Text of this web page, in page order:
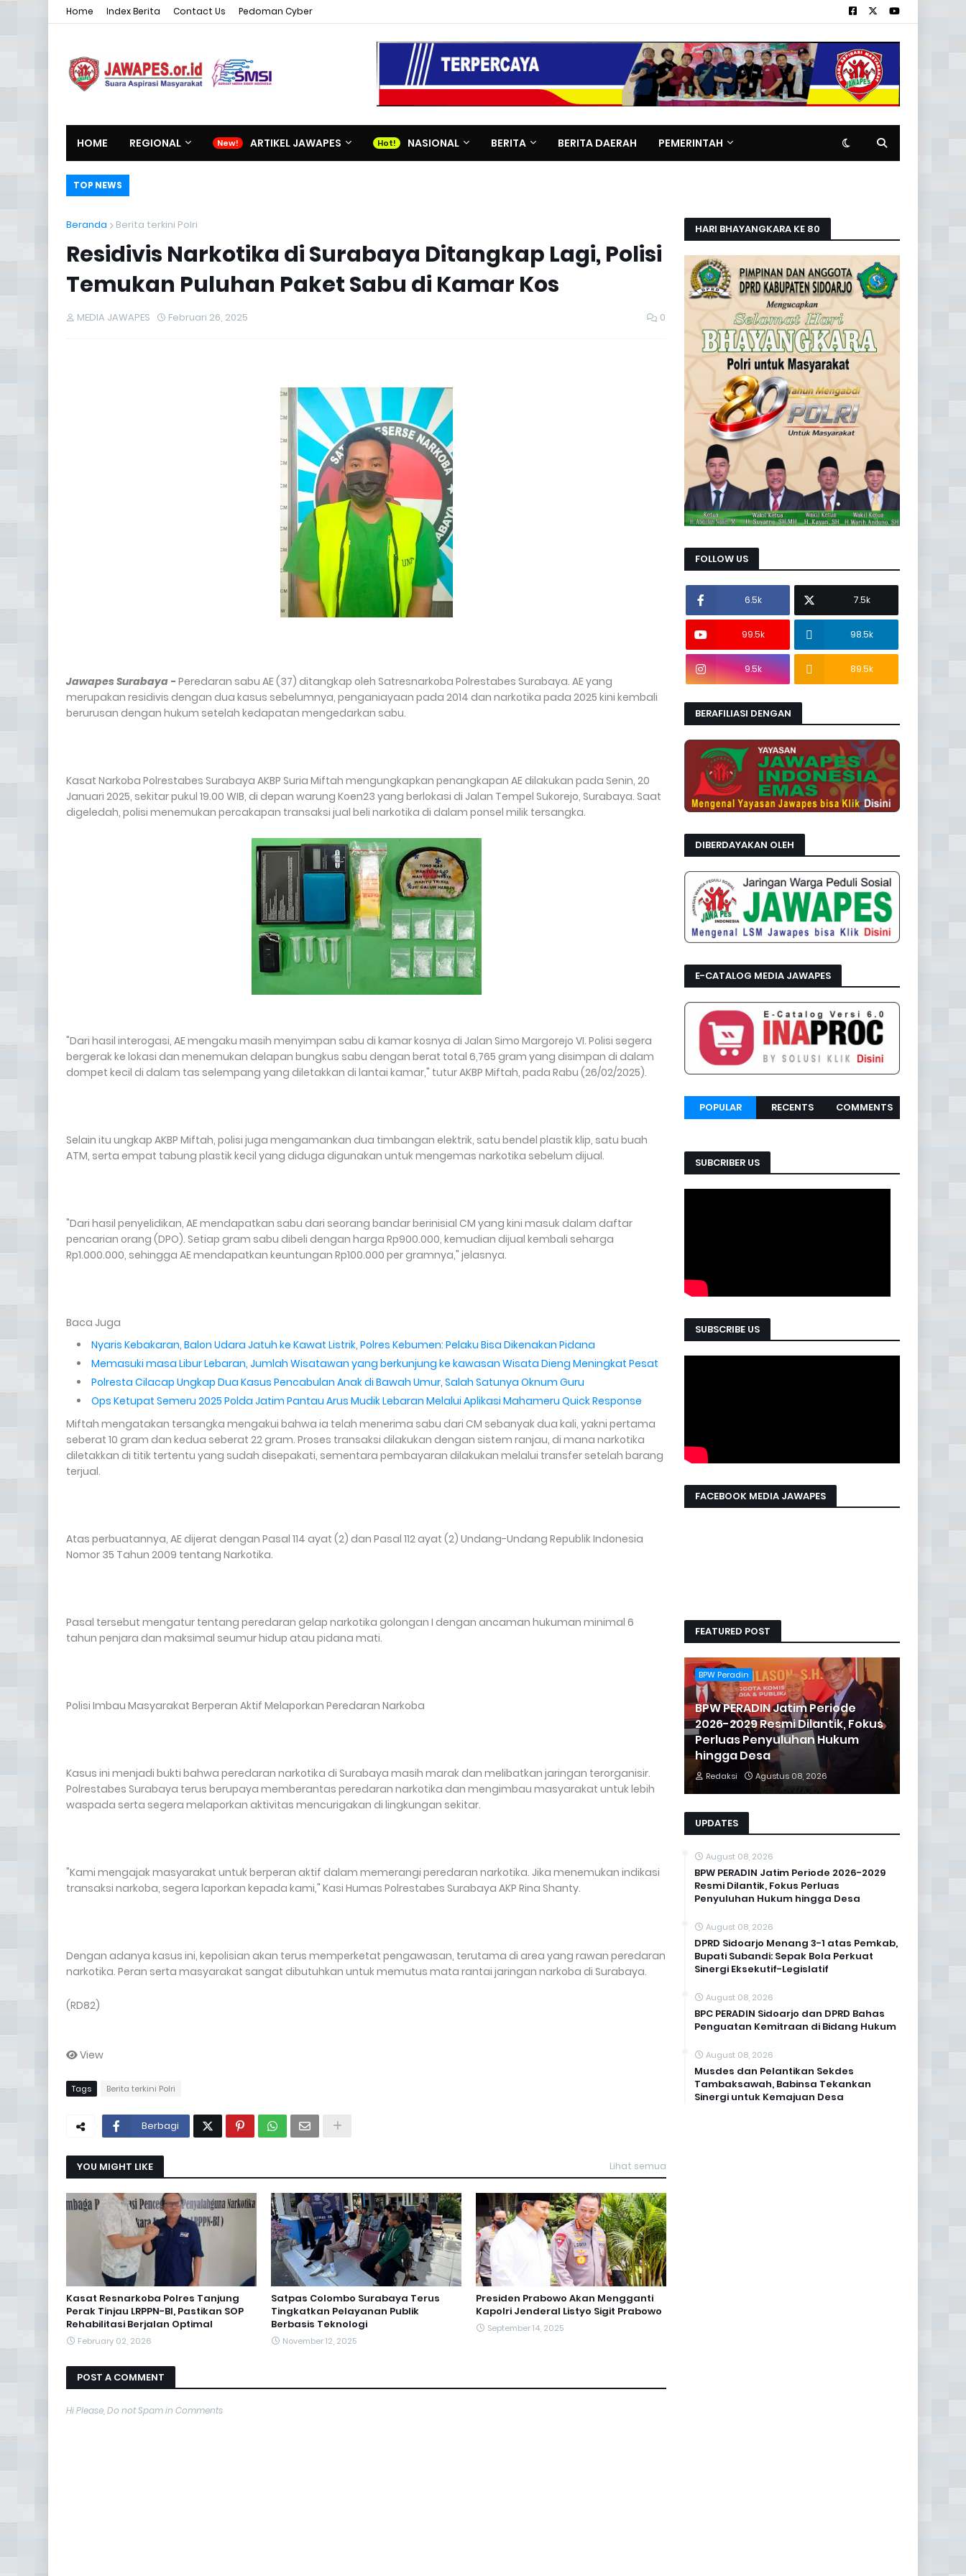
Home Index Berita Contact Us Pedoman Cyber
HOME REGIONAL ARTIKEL JAWAPES NASIONAL BERITA BERITA DAERAH PEMERINTAH
TOP NEWS
Beranda Berita terkini Polri
Residivis Narkotika di Surabaya Ditangkap Lagi, Polisi
Temukan Puluhan Paket Sabu di Kamar Kos
MEDIA JAWAPES Februari 26, 2025 0
Jawapes Surabaya -Peredaran sabu AE (37) ditangkap oleh Satresnarkoba Polrestabes Surabaya. AE yang
merupakan residivis dengan dua kasus sebelumnya, penganiayaan pada 2014 dan narkotika pada 2025 kini kembali
berurusan dengan hukum setelah kedapatan mengedarkan sabu.
Kasat Narkoba Polrestabes Surabaya AKBP Suria Miftah mengungkapkan penangkapan AE dilakukan pada Senin, 20
Januari 2025, sekitar pukul 19.00 WIB, di depan warung Koen23 yang berlokasi di Jalan Tempel Sukorejo, Surabaya. Saat
digeledah, polisi menemukan percakapan transaksi jual beli narkotika di dalam ponsel milik tersangka.
"Dari hasil interogasi, AE mengaku masih menyimpan sabu di kamar kosnya di Jalan Simo Margorejo VI. Polisi segera
bergerak ke lokasi dan menemukan delapan bungkus sabu dengan berat total 6,765 gram yang disimpan di dalam
dompet kecil di dalam tas selempang yang diletakkan di lantai kamar," tutur AKBP Miftah, pada Rabu (26/02/2025).
Selain itu ungkap AKBP Miftah, polisi juga mengamankan dua timbangan elektrik, satu bendel plastik klip, satu buah
ATM, serta empat tabung plastik kecil yang diduga digunakan untuk mengemas narkotika sebelum dijual.
"Dari hasil penyelidikan, AE mendapatkan sabu dari seorang bandar berinisial CM yang kini masuk dalam daftar
pencarian orang (DPO). Setiap gram sabu dibeli dengan harga Rp900.000, kemudian dijual kembali seharga
Rp1.000.000, sehingga AE mendapatkan keuntungan Rp100.000 per gramnya," jelasnya.
Baca Juga
Nyaris Kebakaran, Balon Udara Jatuh ke Kawat Listrik, Polres Kebumen: Pelaku Bisa Dikenakan Pidana
Memasuki masa Libur Lebaran, Jumlah Wisatawan yang berkunjung ke kawasan Wisata Dieng Meningkat Pesat
Polresta Cilacap Ungkap Dua Kasus Pencabulan Anak di Bawah Umur, Salah Satunya Oknum Guru
Ops Ketupat Semeru 2025 Polda Jatim Pantau Arus Mudik Lebaran Melalui Aplikasi Mahameru Quick Response
Miftah mengatakan tersangka mengakui bahwa ia telah menerima sabu dari CM sebanyak dua kali, yakni pertama
seberat 10 gram dan kedua seberat 22 gram. Proses transaksi dilakukan dengan sistem ranjau, di mana narkotika
diletakkan di titik tertentu yang sudah disepakati, sementara pembayaran dilakukan melalui transfer setelah barang
terjual.
Atas perbuatannya, AE dijerat dengan Pasal 114 ayat (2) dan Pasal 112 ayat (2) Undang-Undang Republik Indonesia
Nomor 35 Tahun 2009 tentang Narkotika.
Pasal tersebut mengatur tentang peredaran gelap narkotika golongan I dengan ancaman hukuman minimal 6
tahun penjara dan maksimal seumur hidup atau pidana mati.
Polisi Imbau Masyarakat Berperan Aktif Melaporkan Peredaran Narkoba
Kasus ini menjadi bukti bahwa peredaran narkotika di Surabaya masih marak dan melibatkan jaringan terorganisir.
Polrestabes Surabaya terus berupaya memberantas peredaran narkotika dan mengimbau masyarakat untuk lebih
waspada serta segera melaporkan aktivitas mencurigakan di lingkungan sekitar.
"Kami mengajak masyarakat untuk berperan aktif dalam memerangi peredaran narkotika. Jika menemukan indikasi
transaksi narkoba, segera laporkan kepada kami," Kasi Humas Polrestabes Surabaya AKP Rina Shanty.
Dengan adanya kasus ini, kepolisian akan terus memperketat pengawasan, terutama di area yang rawan peredaran
narkotika. Peran serta masyarakat sangat dibutuhkan untuk memutus mata rantai jaringan narkoba di Surabaya.
(RD82)
View
Tags Berita terkini Polri
Berbagi
YOU MIGHT LIKE Lihat semua
Kasat Resnarkoba Polres Tanjung
Perak Tinjau LRPPN-BI, Pastikan SOP
Rehabilitasi Berjalan Optimal
February 02, 2026
Satpas Colombo Surabaya Terus
Tingkatkan Pelayanan Publik
Berbasis Teknologi
November 12, 2025
Presiden Prabowo Akan Mengganti
Kapolri Jenderal Listyo Sigit Prabowo
September 14, 2025
POST A COMMENT
Hi Please, Do not Spam in Comments
HARI BHAYANGKARA KE 80
FOLLOW US
6.5k 7.5k
99.5k 98.5k
9.5k 89.5k
BERAFILIASI DENGAN
DIBERDAYAKAN OLEH
E-CATALOG MEDIA JAWAPES
POPULAR RECENTS COMMENTS
SUBCRIBER US
SUBSCRIBE US
FACEBOOK MEDIA JAWAPES
FEATURED POST
BPW Peradin
BPW PERADIN Jatim Periode
2026-2029 Resmi Dilantik, Fokus
Perluas Penyuluhan Hukum
hingga Desa
Redaksi Agustus 08, 2026
UPDATES
August 08, 2026
BPW PERADIN Jatim Periode 2026-2029
Resmi Dilantik, Fokus Perluas
Penyuluhan Hukum hingga Desa
August 08, 2026
DPRD Sidoarjo Menang 3-1 atas Pemkab,
Bupati Subandi: Sepak Bola Perkuat
Sinergi Eksekutif-Legislatif
August 08, 2026
BPC PERADIN Sidoarjo dan DPRD Bahas
Penguatan Kemitraan di Bidang Hukum
August 08, 2026
Musdes dan Pelantikan Sekdes
Tambaksawah, Babinsa Tekankan
Sinergi untuk Kemajuan Desa